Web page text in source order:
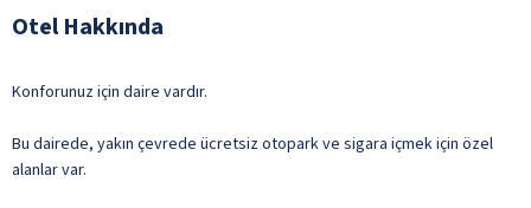
Otel Hakkında
Konforunuz için daire vardır.
Bu dairede, yakın çevrede ücretsiz otopark ve sigara içmek için özel
alanlar var.